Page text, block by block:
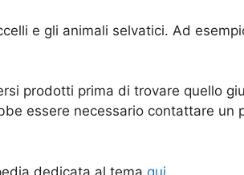
e gli animali selvatici. Ad
prodotti prima di trovare quello
essere necessario contattare un
dedicata al tema qui.